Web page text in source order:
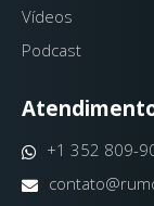
Vídeos
Podcast
+1 352 809-